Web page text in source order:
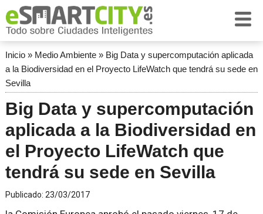
Inicio» Medio Ambiente» Big Data y supercomputación aplicada
a la Biodiversidad en el Proyecto LifeWatch que tendrá su sede en
Sevilla
Big Data y supercomputación
aplicada a la Biodiversidad en
el Proyecto LifeWatch que
tendrá su sede en Sevilla
Publicado: 23/03/2017